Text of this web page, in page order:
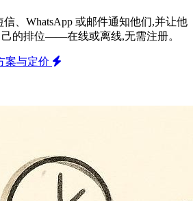
、WhatsApp 或邮件通知他们,并让他
的排位——在线或离线,无需注册。
案与定价